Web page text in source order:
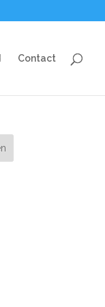
Contact